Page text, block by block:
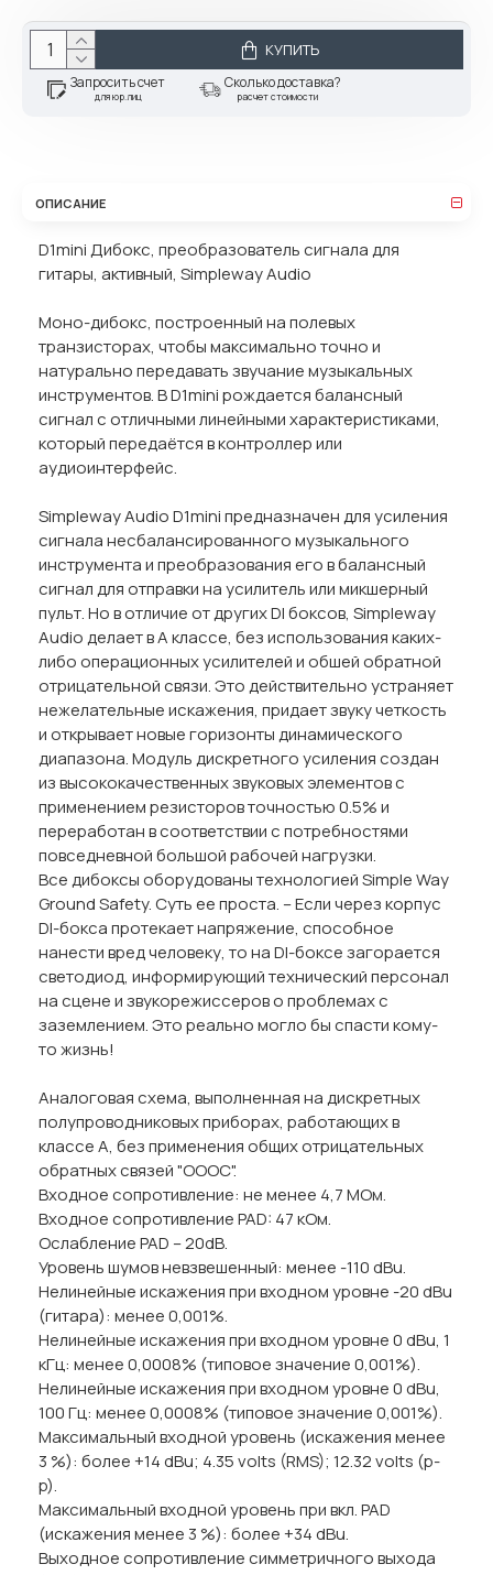
КУПИТЬ
Запросить счет
для юр.лиц
Сколько доставка?
расчет стоимости
ОПИСАНИЕ
D1mini Дибокс, преобразователь сигнала для
гитары, активный, Simpleway Audio
Моно-дибокс, построенный на полевых
транзисторах, чтобы максимально точно и
натурально передавать звучание музыкальных
инструментов. В D1mini рождается балансный
сигнал с отличными линейными характеристиками,
который передаётся в контроллер или
аудиоинтерфейс.
Simpleway Audio D1mini предназначен для усиления
сигнала несбалансированного музыкального
инструмента и преобразования его в балансный
сигнал для отправки на усилитель или микшерный
пульт. Но в отличие от других DI боксов, Simpleway
Audio делает в А классе, без использования каких-
либо операционных усилителей и обшей обратной
отрицательной связи. Это действительно устраняет
нежелательные искажения, придает звуку четкость
и открывает новые горизонты динамического
диапазона. Модуль дискретного усиления создан
из высококачественных звуковых элементов с
применением резисторов точностью 0.5% и
переработан в соответствии с потребностями
повседневной большой рабочей нагрузки.
Все дибоксы оборудованы технологией Simple Way
Ground Safety. Суть ее проста. – Если через корпус
DI-бокса протекает напряжение, способное
нанести вред человеку, то на DI-боксе загорается
светодиод, информирующий технический персонал
на сцене и звукорежиссеров о проблемах с
заземлением. Это реально могло бы спасти кому-
то жизнь!
Аналоговая схема, выполненная на дискретных
полупроводниковых приборах, работающих в
классе А, без применения общих отрицательных
обратных связей "ОООС".
Входное сопротивление: не менее 4,7 МОм.
Входное сопротивление PAD: 47 кОм.
Ослабление PAD – 20dB.
Уровень шумов невзвешенный: менее -110 dBu.
Нелинейные искажения при входном уровне -20 dBu
(гитара): менее 0,001%.
Нелинейные искажения при входном уровне 0 dBu, 1
кГц: менее 0,0008% (типовое значение 0,001%).
Нелинейные искажения при входном уровне 0 dBu,
100 Гц: менее 0,0008% (типовое значение 0,001%).
Максимальный входной уровень (искажения менее
3 %): более +14 dBu; 4.35 volts (RMS); 12.32 volts (p-
p).
Максимальный входной уровень при вкл. PAD
(искажения менее 3 %): более +34 dBu.
Выходное сопротивление симметричного выхода